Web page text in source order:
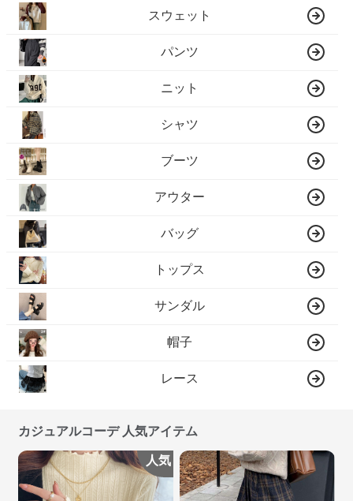
スウェット
パンツ
ニット
シャツ
ブーツ
アウター
バッグ
トップス
サンダル
帽子
レース
カジュアルコーデ 人気アイテム
人気